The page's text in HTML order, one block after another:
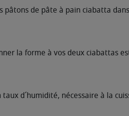
pâtons de pâte à pain ciabatta
la forme à vos deux ciabattas
d´humidité, nécessaire à la